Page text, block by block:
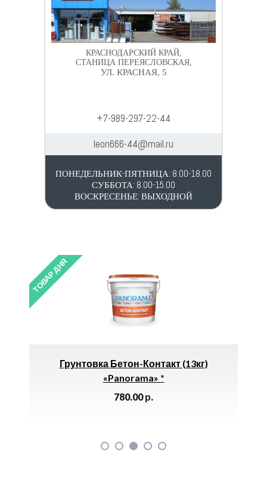
КРАСНОДАРСКИЙ КРАЙ,
СТАНИЦА ПЕРЕЯСЛОВСКАЯ,
УЛ. КРАСНАЯ, 5
+7-989-297-22-44
leon666-44@mail.ru
ПОНЕДЕЛЬНИК-ПЯТНИЦА: 8.00-18.00
СУББОТА: 8.00-15.00
ВОСКРЕСЕНЬЕ: ВЫХОДНОЙ
ТОВАР ДНЯ
Грунтовка Бетон-Контакт (13кг)
«Panorama» *
780.00р.